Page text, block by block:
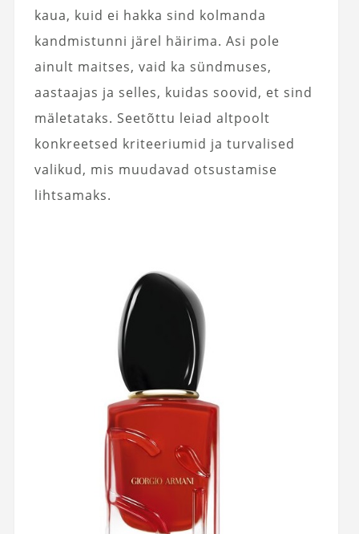
kaua, kuid ei hakka sind kolmanda
kandmistunni järel häirima. Asi pole
ainult maitses, vaid ka sündmuses,
aastaajas ja selles, kuidas soovid, et sind
mäletataks. Seetõttu leiad altpoolt
konkreetsed kriteeriumid ja turvalised
valikud, mis muudavad otsustamise
lihtsamaks.